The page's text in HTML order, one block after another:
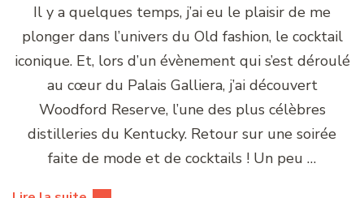
Il y a quelques temps, j’ai eu le plaisir de me
plonger dans l’univers du Old fashion, le cocktail
iconique. Et, lors d’un évènement qui s’est déroulé
au cœur du Palais Galliera, j’ai découvert
Woodford Reserve, l’une des plus célèbres
distilleries du Kentucky. Retour sur une soirée
faite de mode et de cocktails ! Un peu …